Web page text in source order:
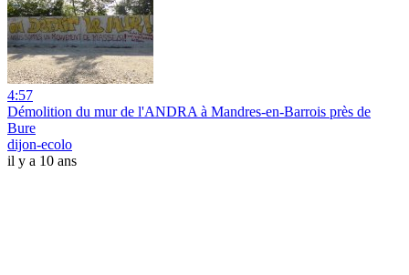
4:57
Démolition du mur de l'ANDRA à Mandres-en-Barrois près de
Bure
dijon-ecolo
il y a 10 ans